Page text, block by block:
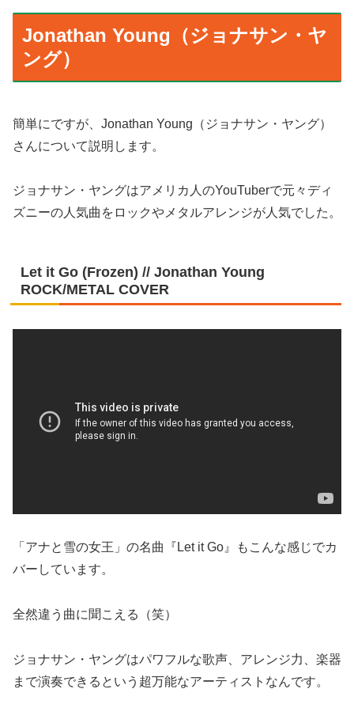
Jonathan Young（ジョナサン・ヤ
ング）
簡単にですが、Jonathan Young（ジョナサン・ヤング）
さんについて説明します。
ジョナサン・ヤングはアメリカ人のYouTuberで元々ディ
ズニーの人気曲をロックやメタルアレンジが人気でした。
Let it Go (Frozen) // Jonathan Young
ROCK/METAL COVER
「アナと雪の女王」の名曲『Let it Go』もこんな感じでカ
バーしています。
全然違う曲に聞こえる（笑）
ジョナサン・ヤングはパワフルな歌声、アレンジ力、楽器
まで演奏できるという超万能なアーティストなんです。